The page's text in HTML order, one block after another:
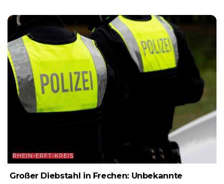
RHEIN-ERFT-KREIS
Großer Diebstahl in Frechen: Unbekannte